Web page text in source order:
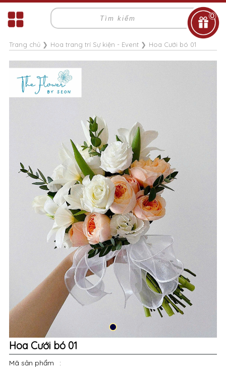
0
Trang chủ❯ Hoa trang trí Sự kiện - Event❯ Hoa Cưới bó 01
Hoa Cưới bó 01
Mã sản phẩm :